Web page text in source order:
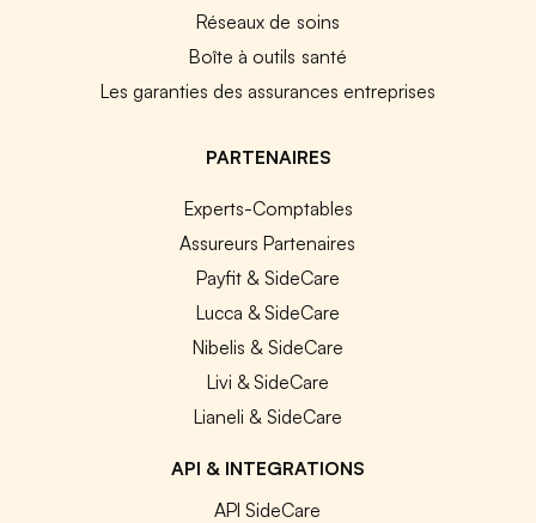
Réseaux de soins
Boîte à outils santé
Les garanties des assurances entreprises
PARTENAIRES
Experts-Comptables
Assureurs Partenaires
Payfit & SideCare
Lucca & SideCare
Nibelis & SideCare
Livi & SideCare
Lianeli & SideCare
API & INTEGRATIONS
API SideCare